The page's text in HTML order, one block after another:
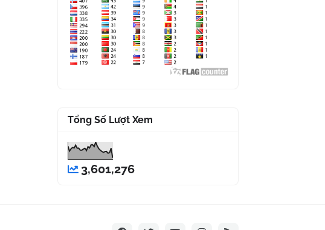
Tổng Số Lượt Xem
3,601,276